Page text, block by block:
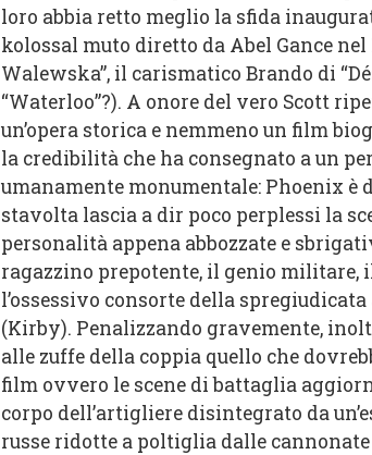
loro abbia retto meglio la sfida
kolossal muto diretto da Abel Gance
Walewska”, il carismatico Brando di
“Waterloo”?). A onore del vero Scott
un’opera storica e nemmeno un film
la credibilità che ha consegnato a un
umanamente monumentale: Phoenix è
stavolta lascia a dir poco perplessi la
personalità appena abbozzate e
ragazzino prepotente, il genio militare,
l’ossessivo consorte della
(Kirby). Penalizzando gravemente,
alle zuffe della coppia quello che
film ovvero le scene di battaglia
corpo dell’artigliere disintegrato da
russe ridotte a poltiglia dalle